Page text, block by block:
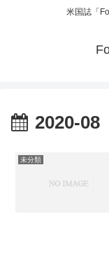
米国誌「
2020-08
未分類